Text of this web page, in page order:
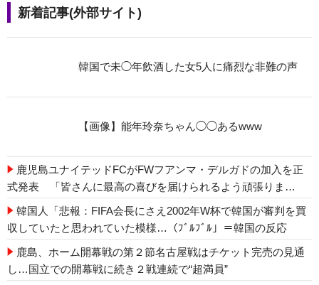
新着記事(外部サイト)
韓国で未◯年飲酒した女5人に痛烈な非難の声
【画像】能年玲奈ちゃん◯◯あるwww
鹿児島ユナイテッドFCがFWフアンマ・デルガドの加入を正
式発表 「皆さんに最高の喜びを届けられるよう頑張りま
す！」
韓国人「悲報：FIFA会長にさえ2002年W杯で韓国が審判を買
収していたと思われていた模様…（ﾌﾞﾙﾌﾞﾙ」＝韓国の反応
鹿島、ホーム開幕戦の第２節名古屋戦はチケット完売の見通
し…国立での開幕戦に続き２戦連続で“超満員”